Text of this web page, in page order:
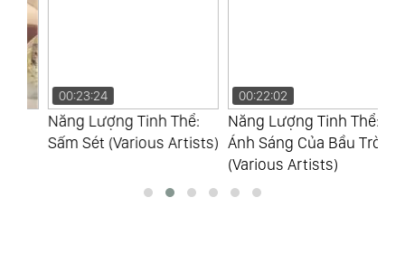
00:23:24
Năng Lượng Tinh Thể:
Sấm Sét (Various Artists)
00:22:02
Năng Lượng Tinh Thể:
Ánh Sáng Của Bầu Trời
(Various Artists)